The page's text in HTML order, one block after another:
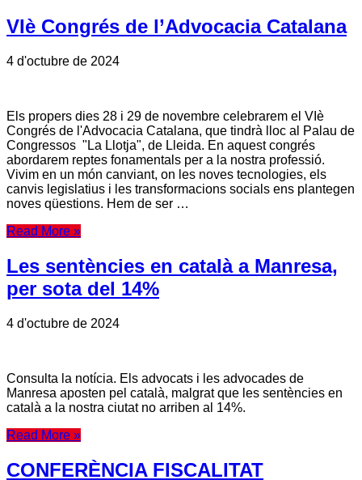
VIè Congrés de l’Advocacia Catalana
4 d'octubre de 2024
Els propers dies 28 i 29 de novembre celebrarem el VIè
Congrés de l'Advocacia Catalana, que tindrà lloc al Palau de
Congressos "La Llotja", de Lleida. En aquest congrés
abordarem reptes fonamentals per a la nostra professió.
Vivim en un món canviant, on les noves tecnologies, els
canvis legislatius i les transformacions socials ens plantegen
noves qüestions. Hem de ser …
Read More »
Les sentències en català a Manresa,
per sota del 14%
4 d'octubre de 2024
Consulta la notícia. Els advocats i les advocades de
Manresa aposten pel català, malgrat que les sentències en
català a la nostra ciutat no arriben al 14%.
Read More »
CONFERÈNCIA FISCALITAT